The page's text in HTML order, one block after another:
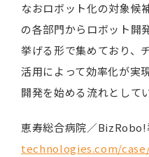
なおロボット化の対象候
の各部門からロボット開
挙げる形で集めており、
活用によって効率化が実
開発を始める流れとして
恵寿総合病院／BizRobo!
technologies.com/